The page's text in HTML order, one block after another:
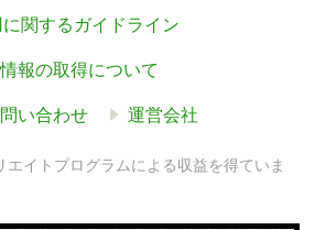
関するガイドライン
報の取得について
い合わせ 運営会社
エイトプログラムによる収益を得ていま